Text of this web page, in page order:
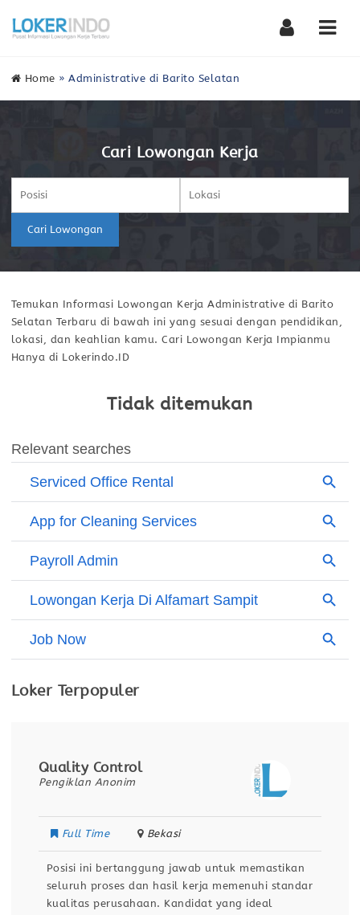
Home »Administrative di Barito Selatan
Cari Lowongan Kerja
Cari Lowongan
Temukan Informasi Lowongan Kerja Administrative di Barito
Selatan Terbaru di bawah ini yang sesuai dengan pendidikan,
lokasi, dan keahlian kamu. Cari Lowongan Kerja Impianmu
Hanya di Lokerindo.ID
Tidak ditemukan
Loker Terpopuler
Quality Control
Pengiklan Anonim
Full Time Bekasi
Posisi ini bertanggung jawab untuk memastikan
seluruh proses dan hasil kerja memenuhi standar
kualitas perusahaan. Kandidat yang ideal